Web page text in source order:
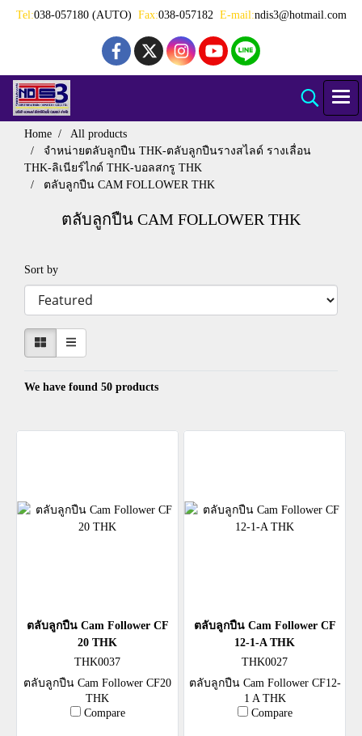
Tel:038-057180 (AUTO) Fax:038-057182 E-mail:ndis3@hotmail.com
Home
All products
จำหน่ายตลับลูกปืน THK-ตลับลูกปืนรางสไลด์ รางเลื่อน
THK-ลิเนียร์ไกด์ THK-บอลสกรู THK
ตลับลูกปืน CAM FOLLOWER THK
ตลับลูกปืน CAM FOLLOWER THK
Sort by
We have found 50 products
ตลับลูกปืน Cam Follower CF
20 THK
THK0037
ตลับลูกปืน Cam Follower CF20
THK
Compare
ตลับลูกปืน Cam Follower CF
12-1-A THK
THK0027
ตลับลูกปืน Cam Follower CF12-
1 A THK
Compare